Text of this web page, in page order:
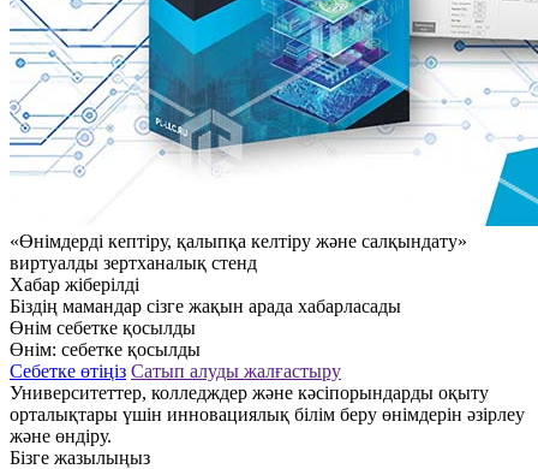
«Өнімдерді кептіру, қалыпқа келтіру және салқындату»
виртуалды зертханалық стенд
Хабар жіберілді
Біздің мамандар сізге жақын арада хабарласады
Өнім себетке қосылды
Өнім: себетке қосылды
Себетке өтіңіз Сатып алуды жалғастыру
Университеттер, колледждер және кәсіпорындарды оқыту
орталықтары үшін инновациялық білім беру өнімдерін әзірлеу
және өндіру.
Бізге жазылыңыз